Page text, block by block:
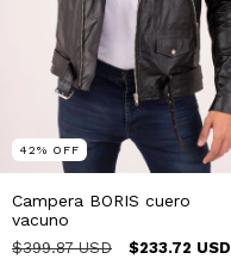
42% OFF
Campera BORIS cuero
vacuno
$399.87 USD $233.72 USD